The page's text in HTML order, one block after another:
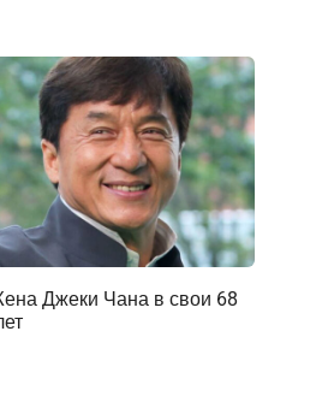
Джеки Чана в свои 68